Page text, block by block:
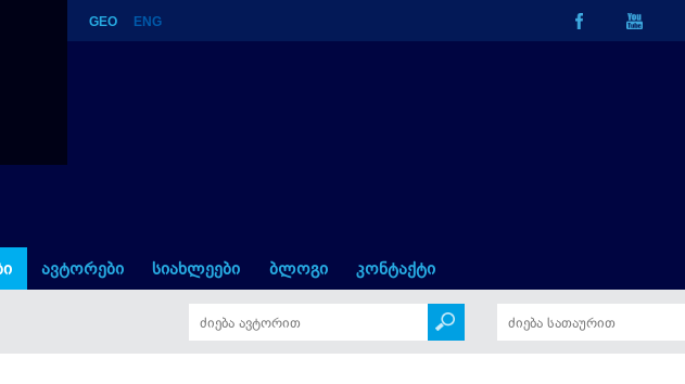
ჟან შარდენის მიხედვით
GEO ENG
ავტორები სიახლეები ბლოგი კონტაქტი